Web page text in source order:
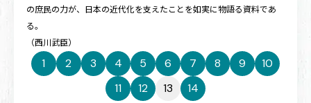
の庶民の力が、日本の近代化を支えたことを如実に物語る資料であ
る。
（西川武臣）
1 2 3 4 5 6 7 8 9
10
11
12 13 14